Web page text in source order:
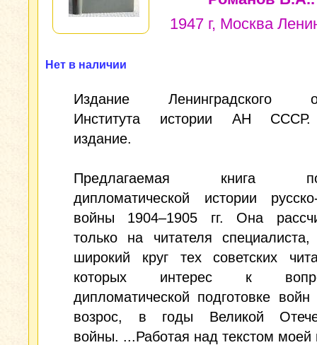
1947 г, Москва
Нет в наличии
Издание Ленинградского
Института истории АН
издание.
Предлагаемая книга
дипломатической истории
войны 1904–1905 гг. Она
только на читателя
широкий круг тех советских
которых интерес к
дипломатической подготовке войн
возрос, в годы Великой
войны. ...Работая над текстом моей